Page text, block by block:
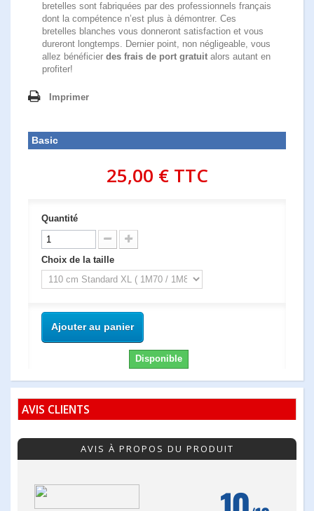
bretelles sont fabriquées par des professionnels français
dont la compétence n’est plus à démontrer. Ces
bretelles blanches vous donneront satisfaction et vous
dureront longtemps. Dernier point, non négligeable, vous
allez bénéficier des frais de port gratuit alors autant en
profiter!
Imprimer
Basic
25,00 €TTC
Quantité
Choix de la taille
Ajouter au panier
Disponible
AVIS CLIENTS
AVIS À PROPOS DU PRODUIT